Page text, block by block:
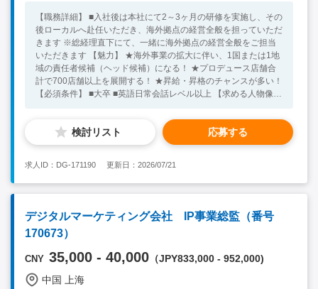
【職務詳細】 ■入社後は本社にて2～3ヶ月の研修を実施し、その
後ローカルへ赴任いただき、海外拠点の経営全般を担っていただ
きます ※総経理直下にて、一緒に海外拠点の経営全般をご担当
いただきます 【魅力】 ★海外事業の拡大に伴い、1国または1地
域の責任者候補（ヘッド候補）になる！ ★プロデュース店舗合
計で700店舗以上を展開する！ ★昇給・昇格のチャンスが多い！
【必須条件】 ■大卒 ■英語日常会話レベル以上 【求める人物像】
きる方 ■周囲を巻き込みながら物事を進められる方 ■飲食、特に
ラーメンがお好きな方 【尚可歓迎条件】 ■中国語できる方 ■飲食
業（外食・店舗ビジネス）に関する経験あり ■幅広いビジネス経
業就職 中国勤務 無料斡旋サービス
検討リスト 応募する
求人ID：DG-171190 更新日：2026/07/21
デジタルマーケティング会社 IP事業総監（番号
170673）
CNY 35,000 - 40,000 （JPY833,000 - 952,000)
中国 上海